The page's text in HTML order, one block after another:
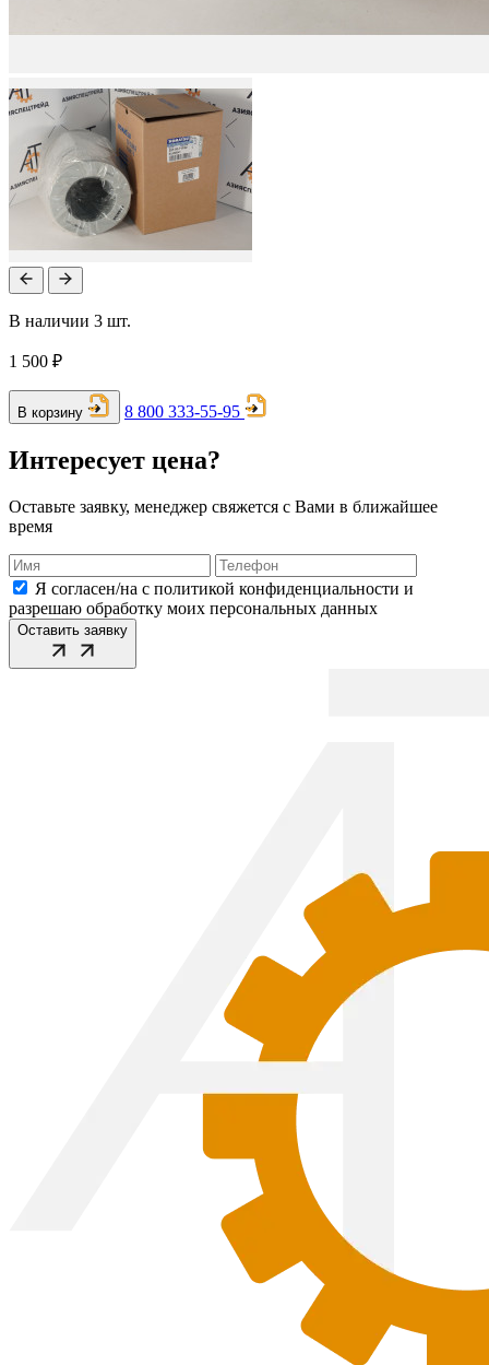
В наличии 3 шт.
1 500 ₽
В корзину 8 800 333-55-95
Интересует цена?
Оставьте заявку, менеджер свяжется с Вами в ближайшее
время
Я согласен/на с политикой конфиденциальности и
разрешаю обработку моих персональных данных
Оставить заявку